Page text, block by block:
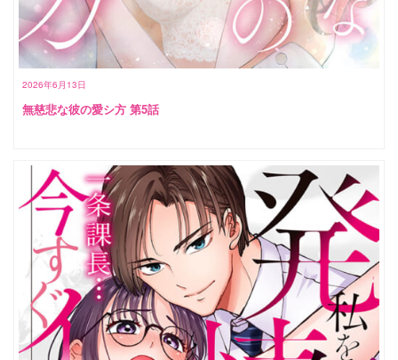
2026年6月13日
無慈悲な彼の愛シ方 第5話